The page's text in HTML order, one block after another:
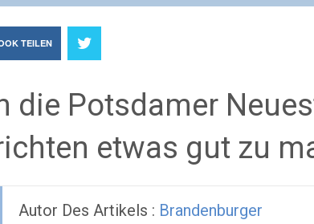
TEILEN
die Potsdamer
etwas gut zu
Autor Des Artikels : Brandenburger